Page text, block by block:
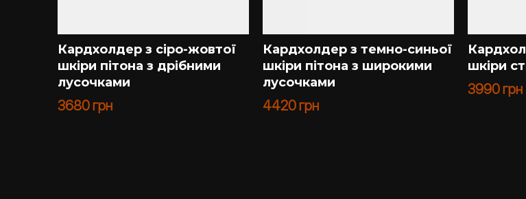
Кардхолдер з сіро-жовтої
шкіри пітона з дрібними
лусочками
3680грн
Кардхолдер з темно-синьої
шкіри пітона з широкими
лусочками
4420грн
шкіри
3990грн